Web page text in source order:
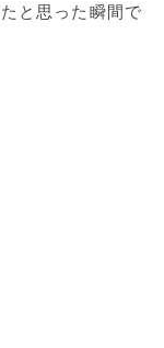
と思った瞬間で